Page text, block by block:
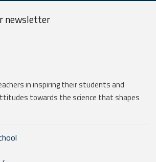
newsletter
in inspiring their students and
towards the science that shapes